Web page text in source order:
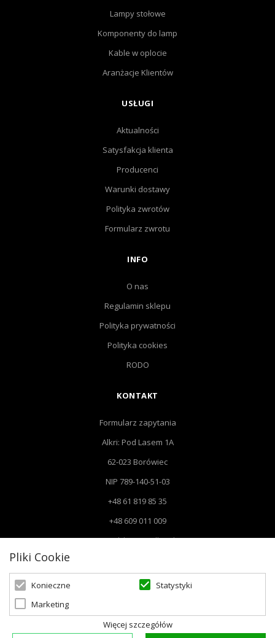
Lampy stołowe
Komponenty do lamp
Kable w oplocie
Aranżacje Klientów
USŁUGI
Aktualności
Satysfakcja klienta
Producenci
Warunki dostawy
Polityka zwrotów
Formularz zwrotu
INFO
O nas
Regulamin sklepu
Polityka prywatności
Polityka cookies
RODO
KONTAKT
Formularz zapytania
Alkri: Pod Lasem 1A
62-023 Borówiec
NIP 789-140-51-03
+48 61 819 85 35
+48 609 011 009
Email: biuro@alkri.pl
Biuro: Pod Lasem 1 A, 62-023 Borówiec
Magazyn i zwroty : ul. Przemysłowa 3, 63-020 Łękno
Pliki Cookie
Konieczne
Statystyki
Marketing
Więcej szczegółów